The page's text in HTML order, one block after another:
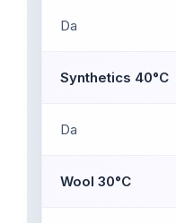
Da
Synthetics 40°C
Da
Wool 30°C